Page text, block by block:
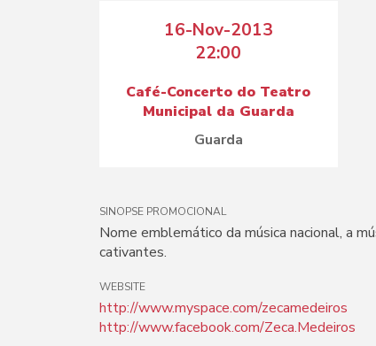
16-Nov-2013
22:00
Café-Concerto do Teatro
Municipal da Guarda
Guarda
SINOPSE PROMOCIONAL
Nome emblemático da música nacional, a
cativantes.
WEBSITE
http://www.myspace.com/zecamedeiros
http://www.facebook.com/Zeca.Medeiros